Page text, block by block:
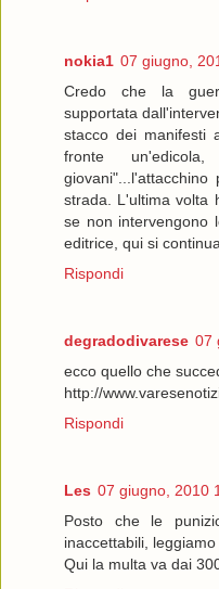
nokia1 07 giugno,
Credo che la
supportata
stacco dei manifesti
fronte
strada. L'ultima volta
se non intervengono
editrice, qui si
Rispondi
degradodivarese 07
ecco quello che
http://
Rispondi
Les 07 giugno, 2010
Posto che le
inaccettabili,
Qui la multa va dai